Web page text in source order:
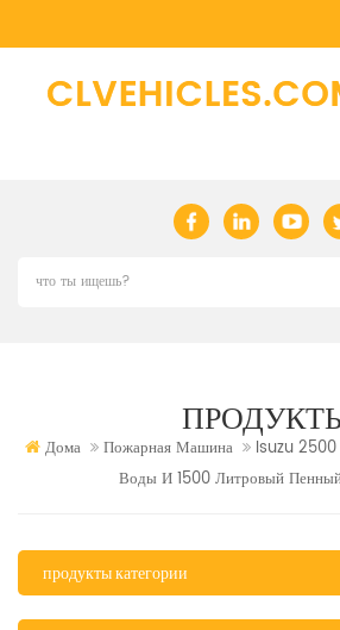
Дома Пожарная Машина
Isuzu 2500
Воды И 1500 Литровый Пенный
продукты категории